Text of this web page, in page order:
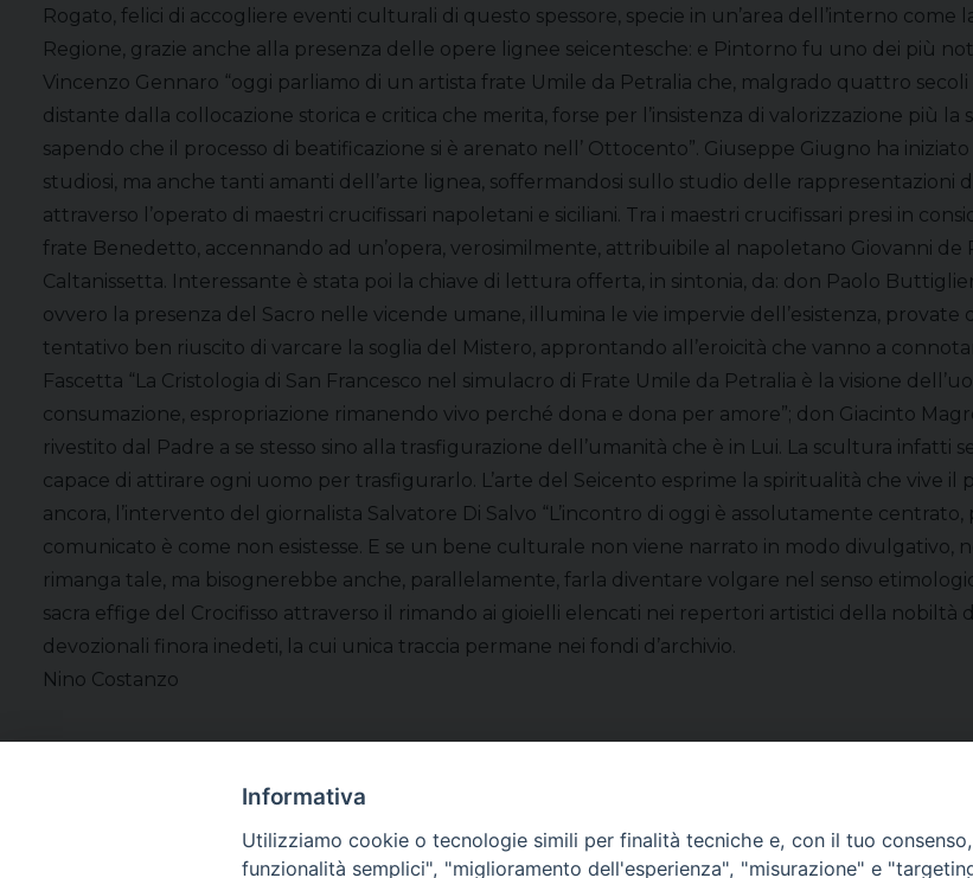
Rogato, felici di accogliere eventi culturali di questo spessore, specie in un’area dell’interno
Regione, grazie anche alla presenza delle opere lignee seicentesche: e Pintorno fu uno dei più
Vincenzo Gennaro “oggi parliamo di un artista frate Umile da Petralia che, malgrado quattro
distante dalla collocazione storica e critica che merita, forse per l’insistenza di valorizzazione più
sapendo che il processo di beatificazione si è arenato nell’ Ottocento”. Giuseppe Giugno ha
studiosi, ma anche tanti amanti dell’arte lignea, soffermandosi sullo studio delle
attraverso l’operato di maestri crucifissari napoletani e siciliani. Tra i maestri crucifissari presi in
frate Benedetto, accennando ad un’opera, verosimilmente, attribuibile al napoletano Giovanni de
Caltanissetta. Interessante è stata poi la chiave di lettura offerta, in sintonia, da: don Paolo
ovvero la presenza del Sacro nelle vicende umane, illumina le vie impervie dell’esistenza, provate
tentativo ben riuscito di varcare la soglia del Mistero, approntando all’eroicità che vanno a
Fascetta “La Cristologia di San Francesco nel simulacro di Frate Umile da Petralia è la visione
consumazione, espropriazione rimanendo vivo perché dona e dona per amore”; don Giacinto
rivestito dal Padre a se stesso sino alla trasfigurazione dell’umanità che è in Lui. La scultura
capace di attirare ogni uomo per trasfigurarlo. L’arte del Seicento esprime la spiritualità che vive il
ancora, l’intervento del giornalista Salvatore Di Salvo “L’incontro di oggi è assolutamente
comunicato è come non esistesse. E se un bene culturale non viene narrato in modo divulgativo,
rimanga tale, ma bisognerebbe anche, parallelamente, farla diventare volgare nel senso
sacra effige del Crocifisso attraverso il rimando ai gioielli elencati nei repertori artistici della
devozionali finora inedeti, la cui unica traccia permane nei fondi d’archivio.
Nino Costanzo
Informativa
Utilizziamo cookie o tecnologie simili per finalità tecniche e, con il tuo
funzionalità semplici", "miglioramento dell'esperienza", "misurazione" e